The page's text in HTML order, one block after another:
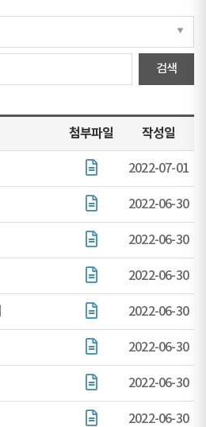
첨부파일 작성일
2022-07-01
2022-06-30
2022-06-30
2022-06-30
2022-06-30
2022-06-30
2022-06-30
2022-06-30